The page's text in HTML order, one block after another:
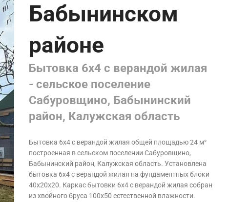
Бабынинском
районе
Бытовка 6х4 с верандой жилая
- сельское поселение
Сабуровщино, Бабынинский
район, Калужская область
Бытовка 6х4 с верандой жилая общей площадью 24 м²
построенная в сельском поселении Сабуровщино,
Бабынинский район, Калужская область. Установлена
бытовка 6х4 с верандой жилая на фундаментных блоки
40х20х20. Каркас бытовки 6х4 с верандой жилая собран
из хвойного бруса 100х50 естественной влажности.